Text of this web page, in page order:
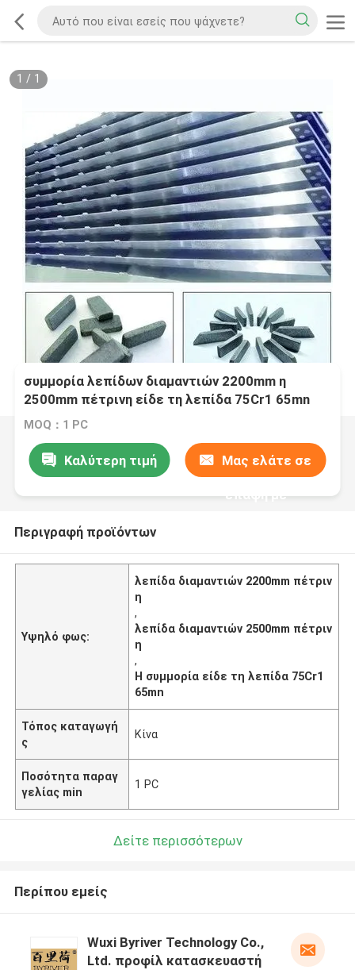
1 / 1
συμμορία λεπίδων διαμαντιών 2200mm η
2500mm πέτρινη είδε τη λεπίδα 75Cr1 65mn
MOQ：1 PC
Καλύτερη τιμή Μας ελάτε σε
επαφή με
Περιγραφή προϊόντων
Υψηλό φως:
λεπίδα διαμαντιών 2200mm πέτριν
η
,
λεπίδα διαμαντιών 2500mm πέτριν
η
,
Η συμμορία είδε τη λεπίδα 75Cr1
65mn
Τόπος καταγωγή
ς
Κίνα
Ποσότητα παραγ
γελίας min
1 PC
Δείτε περισσότερων
Περίπου εμείς
Wuxi Byriver Technology Co.,
Ltd. προφίλ κατασκευαστή